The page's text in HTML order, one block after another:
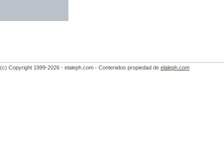
(c) Copyright 1999-2026 - elaleph.com - Contenidos propiedad de elaleph.com